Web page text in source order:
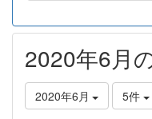
2020年6月
2020年6月 5件